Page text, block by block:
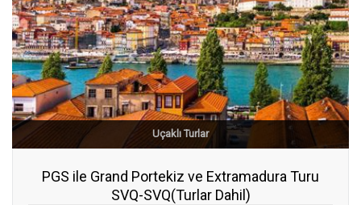
Uçaklı Turlar
PGS ile Grand Portekiz ve Extramadura Turu
SVQ-SVQ(Turlar Dahil)